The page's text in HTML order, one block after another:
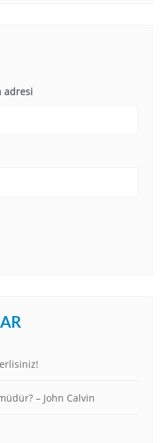
adresi
– John Calvin